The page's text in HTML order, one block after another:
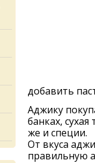
добавить
Аджику
банках,
же и специи.
От вкуса
правильную